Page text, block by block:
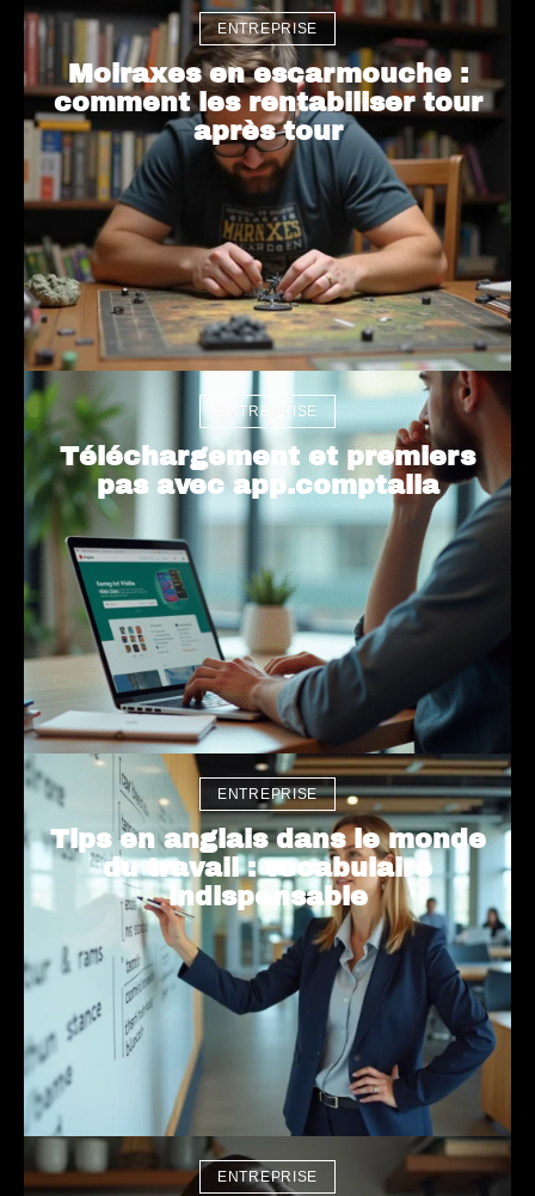
ENTREPRISE
Moiraxes en escarmouche :
comment les rentabiliser tour
après tour
ENTREPRISE
Téléchargement et premiers
pas avec app.comptalia
ENTREPRISE
Tips en anglais dans le monde
du travail : vocabulaire
indispensable
ENTREPRISE